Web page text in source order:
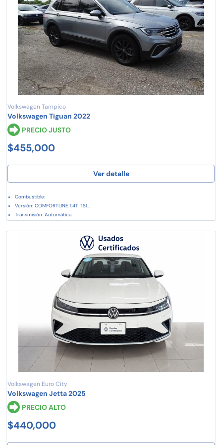
Volkswagen Tampico
Volkswagen Tiguan 2022
PRECIO JUSTO
$455,000
Ver detalle
Combustible:
Versión: COMFORTLINE 1.4T TSI...
Transmisión: Automática
Volkswagen Euro City
Volkswagen Jetta 2025
PRECIO ALTO
$440,000